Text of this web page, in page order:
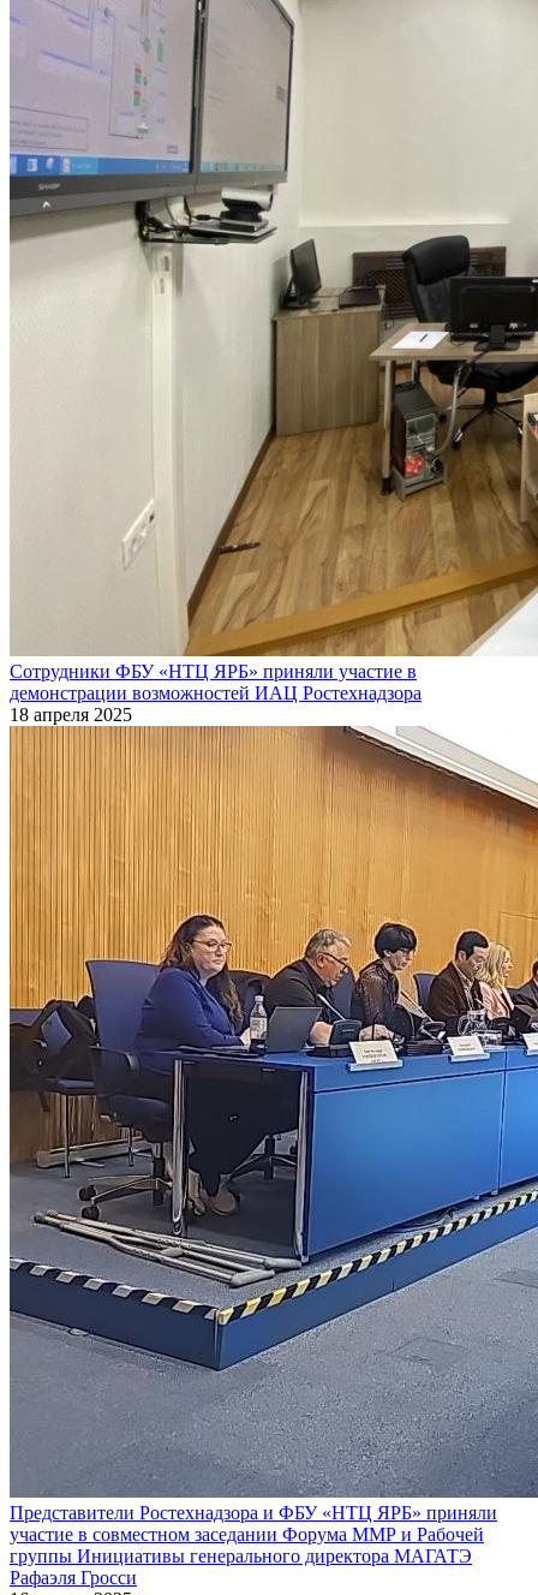
Сотрудники ФБУ «НТЦ ЯРБ» приняли участие в
демонстрации возможностей ИАЦ Ростехнадзора
18 апреля 2025
Представители Ростехнадзора и ФБУ «НТЦ ЯРБ» приняли
участие в совместном заседании Форума ММР и Рабочей
группы Инициативы генерального директора МАГАТЭ
Рафаэля Гросси